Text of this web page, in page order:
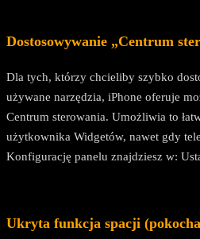
Dostosowywanie „Centrum
Dla tych, którzy chcieliby szybko
używane narzędzia, iPhone oferuje
Centrum sterowania. Umożliwia to
użytkownika Widgetów, nawet gdy
Konfigurację panelu znajdziesz w:
Ukryta funkcja spacji